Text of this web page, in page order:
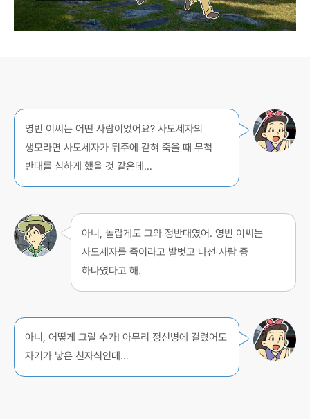
영빈 이씨는 어떤 사람이었어요? 사도세자의
생모라면 사도세자가 뒤주에 갇혀 죽을 때 무척
반대를 심하게 했을 것 같은데…
아니, 놀랍게도 그와 정반대였어. 영빈 이씨는
사도세자를 죽이라고 발벗고 나선 사람 중
하나였다고 해.
아니, 어떻게 그럴 수가! 아무리 정신병에 걸렸어도
자기가 낳은 친자식인데…